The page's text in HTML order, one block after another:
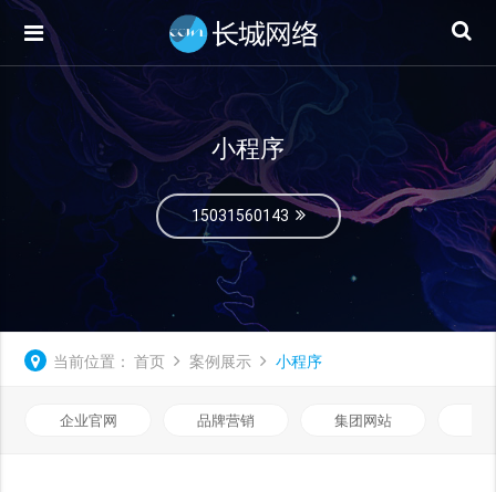
小程序
15031560143
当前位置： 首页 案例展示 小程序
企业官网 品牌营销 集团网站